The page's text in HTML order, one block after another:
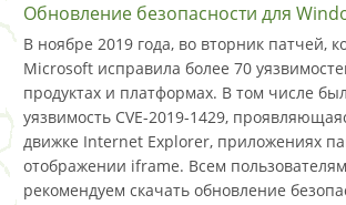
Обновление безопасности для
В ноябре 2019 года, во вторник патчей,
Microsoft исправила более 70
продуктах и платформах. В том числе
уязвимость CVE-2019-1429,
движке Internet Explorer, приложениях
отображении iframe. Всем
рекомендуем скачать обновление